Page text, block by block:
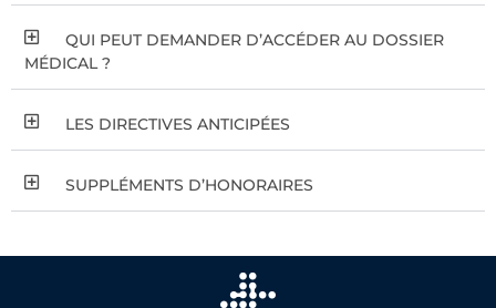
QUI PEUT DEMANDER D’ACCÉDER AU DOSSIER
MÉDICAL ?
LES DIRECTIVES ANTICIPÉES
SUPPLÉMENTS D’HONORAIRES